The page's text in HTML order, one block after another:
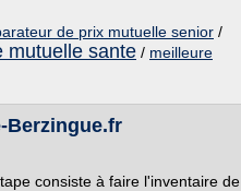
de prix mutuelle senior /
mutuelle sante / meilleure
Berzingue.fr
consiste à faire l'inventaire de